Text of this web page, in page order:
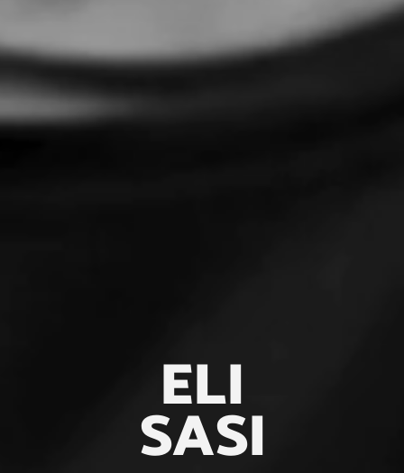
ELI
SASI